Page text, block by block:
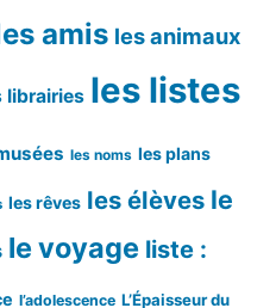
amis les animaux
librairies les listes
les noms les plans
les rêves les élèves le
le voyage liste :
l’adolescence L’Épaisseur du